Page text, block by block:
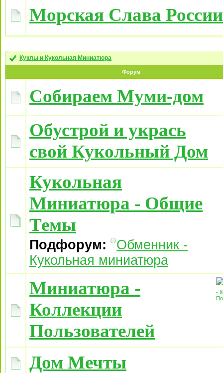
Морская Слава России
Куклы и Кукольная Миниатюра
Форум
Собираем Муми-дом
Обустрой и укрась
свой Кукольный Дом
Кукольная
Миниатюра - Общие
Темы
Подфорум:
Обменник -
Кукольная миниатюра
Миниатюра -
Коллекции
Пользователей
Дом Мечты